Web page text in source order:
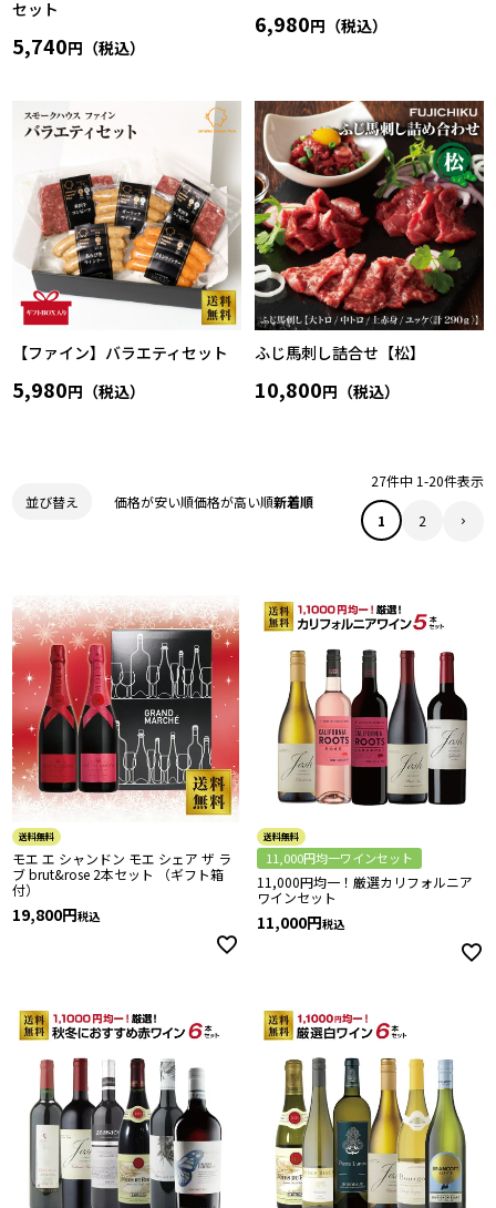
セット
5,740円（税込）
6,980円（税込）
【ファイン】バラエティセット
5,980円（税込）
ふじ馬刺し詰合せ【松】
10,800円（税込）
並び替え 価格が安い順価格が高い順新着順
27件中 1-20件表示
1 2
送料無料
モエ エ シャンドン モエ シェア ザ ラ
ブ brut&rose 2本セット （ギフト箱
付）
19,800 税込
送料無料
11,000円均一ワインセット
11,000円均一！厳選カリフォルニア
ワインセット
11,000 税込